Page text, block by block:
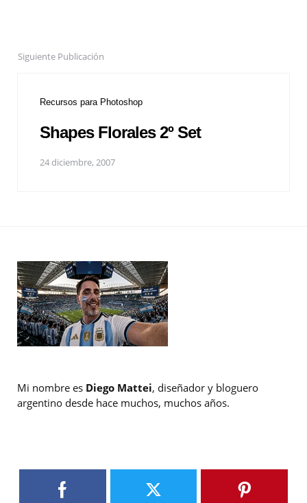
Siguiente Publicación
Recursos para Photoshop
Shapes Florales 2º Set
24 diciembre, 2007
Mi nombre es Diego Mattei, diseñador y bloguero
argentino desde hace muchos, muchos años.